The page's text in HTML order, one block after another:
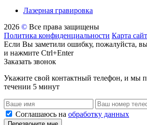
Лазерная гравировка
2026 © Все права защищены
Политика конфиденциальности Карта
Если Вы заметили ошибку, пожалуйста,
и нажмите Ctrl+Enter
Заказать звонок
Укажите свой контактный телефон, и мы
течении 5 минут
Соглашаюсь на обработку данных